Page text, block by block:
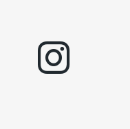
instagram